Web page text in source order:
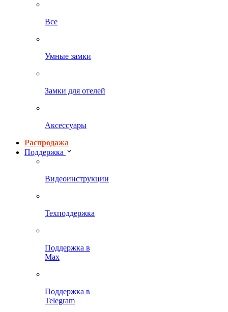
Все
Умные замки
Замки для отелей
Аксессуары
Распродажа
Поддержка
Видеоинструкции
Техподдержка
Поддержка в
Max
Поддержка в
Telegram